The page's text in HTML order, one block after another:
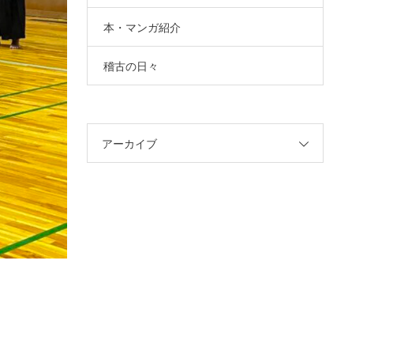
本・マンガ紹介
稽古の日々
アーカイブ